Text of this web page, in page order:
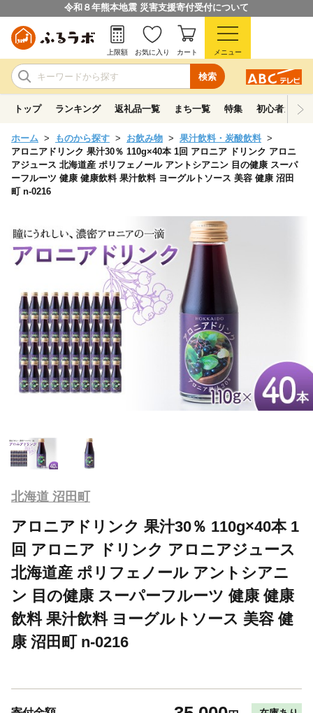
令和８年熊本地震 災害支援寄付受付について
検索
上限額 お気に入り カート メニュー
トップ ランキング 返礼品一覧 まち一覧 特集 初心者ガイド
ホーム ものから探す お飲み物
果汁飲料・炭酸飲料
アロニアドリンク 果汁30％ 110g×40本 1回 アロニア ドリンク アロニ
アジュース 北海道産 ポリフェノール アントシアニン 目の健康 スーパ
ーフルーツ 健康 健康飲料 果汁飲料 ヨーグルトソース 美容 健康 沼田
町 n-0216
北海道 沼田町
アロニアドリンク 果汁30％ 110g×40本 1
回 アロニア ドリンク アロニアジュース
北海道産 ポリフェノール アントシアニ
ン 目の健康 スーパーフルーツ 健康 健康
飲料 果汁飲料 ヨーグルトソース 美容 健
康 沼田町 n-0216